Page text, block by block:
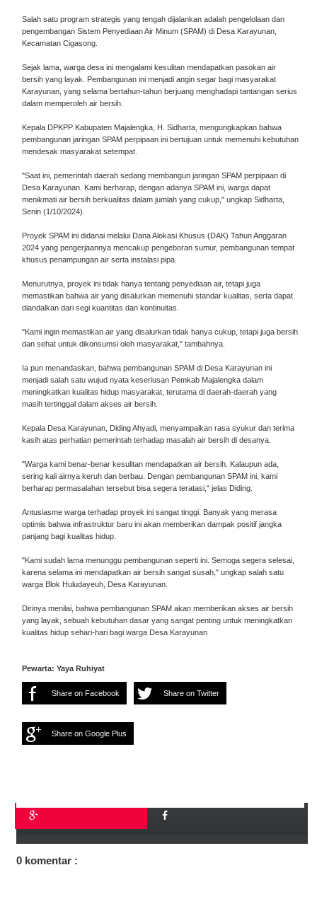
Salah satu program strategis yang tengah dijalankan adalah pengelolaan dan
pengembangan Sistem Penyediaan Air Minum (SPAM) di Desa Karayunan,
Kecamatan Cigasong.
Sejak lama, warga desa ini mengalami kesulitan mendapatkan pasokan air
bersih yang layak. Pembangunan ini menjadi angin segar bagi masyarakat
Karayunan, yang selama bertahun-tahun berjuang menghadapi tantangan serius
dalam memperoleh air bersih.
Kepala DPKPP Kabupaten Majalengka, H. Sidharta, mengungkapkan bahwa
pembangunan jaringan SPAM perpipaan ini bertujuan untuk memenuhi kebutuhan
mendesak masyarakat setempat.
"Saat ini, pemerintah daerah sedang membangun jaringan SPAM perpipaan di
Desa Karayunan. Kami berharap, dengan adanya SPAM ini, warga dapat
menikmati air bersih berkualitas dalam jumlah yang cukup," ungkap Sidharta,
Senin (1/10/2024).
Proyek SPAM ini didanai melalui Dana Alokasi Khusus (DAK) Tahun Anggaran
2024 yang pengerjaannya mencakup pengeboran sumur, pembangunan tempat
khusus penampungan air serta instalasi pipa.
Menurutnya, proyek ini tidak hanya tentang penyediaan air, tetapi juga
memastikan bahwa air yang disalurkan memenuhi standar kualitas, serta dapat
diandalkan dari segi kuantitas dan kontinuitas.
"Kami ingin memastikan air yang disalurkan tidak hanya cukup, tetapi juga bersih
dan sehat untuk dikonsumsi oleh masyarakat," tambahnya.
Ia pun menandaskan, bahwa pembangunan SPAM di Desa Karayunan ini
menjadi salah satu wujud nyata keseriusan Pemkab Majalengka dalam
meningkatkan kualitas hidup masyarakat, terutama di daerah-daerah yang
masih tertinggal dalam akses air bersih.
Kepala Desa Karayunan, Diding Ahyadi, menyampaikan rasa syukur dan terima
kasih atas perhatian pemerintah terhadap masalah air bersih di desanya.
"Warga kami benar-benar kesulitan mendapatkan air bersih. Kalaupun ada,
sering kali airnya keruh dan berbau. Dengan pembangunan SPAM ini, kami
berharap permasalahan tersebut bisa segera teratasi," jelas Diding.
Antusiasme warga terhadap proyek ini sangat tinggi. Banyak yang merasa
optimis bahwa infrastruktur baru ini akan memberikan dampak positif jangka
panjang bagi kualitas hidup.
"Kami sudah lama menunggu pembangunan seperti ini. Semoga segera selesai,
karena selama ini mendapatkan air bersih sangat susah," ungkap salah satu
warga Blok Huludayeuh, Desa Karayunan.
Dirinya menilai, bahwa pembangunan SPAM akan memberikan akses air bersih
yang layak, sebuah kebutuhan dasar yang sangat penting untuk meningkatkan
kualitas hidup sehari-hari bagi warga Desa Karayunan
Pewarta: Yaya Ruhiyat
Share on Facebook Share on Twitter
Share on Google Plus
0 komentar :